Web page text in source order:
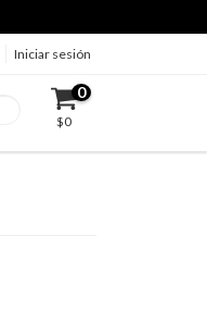
Iniciar sesión
0
$0